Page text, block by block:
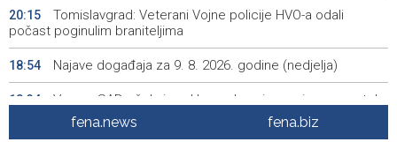
20:15
Tomislavgrad: Veterani Vojne policije HVO-a odali
počast poginulim braniteljima
18:54 Najave događaja za 9. 8. 2026. godine (nedjelja)
18:34
Vance: SAD očekuje od Irana da osigura siguran protok
nafte kroz Hormuški moreuz
fena.news fena.biz